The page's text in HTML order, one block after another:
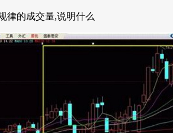
律的成交量,说明什么